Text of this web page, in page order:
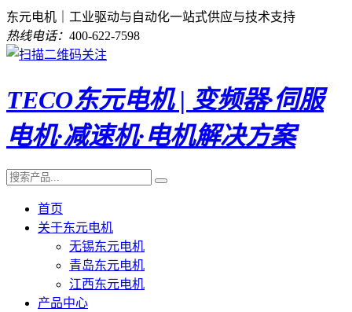
东元电机｜工业驱动与自动化一站式供应与技术支持
热线电话： 400-622-7598
TECO东元电机 | 变频器·伺服
电机·减速机·电机解决方案
首页
关于东元电机
无锡东元电机
青岛东元电机
江西东元电机
产品中心